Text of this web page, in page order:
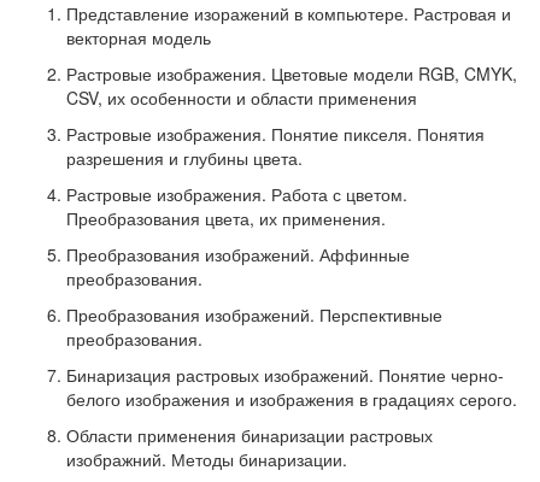
Представление изоражений в компьютере. Растровая и
векторная модель
Растровые изображения. Цветовые модели RGB, CMYK,
CSV, их особенности и области применения
Растровые изображения. Понятие пикселя. Понятия
разрешения и глубины цвета.
Растровые изображения. Работа с цветом.
Преобразования цвета, их применения.
Преобразования изображений. Аффинные
преобразования.
Преобразования изображений. Перспективные
преобразования.
Бинаризация растровых изображений. Понятие черно-
белого изображения и изображения в градациях серого.
Области применения бинаризации растровых
изображний. Методы бинаризации.